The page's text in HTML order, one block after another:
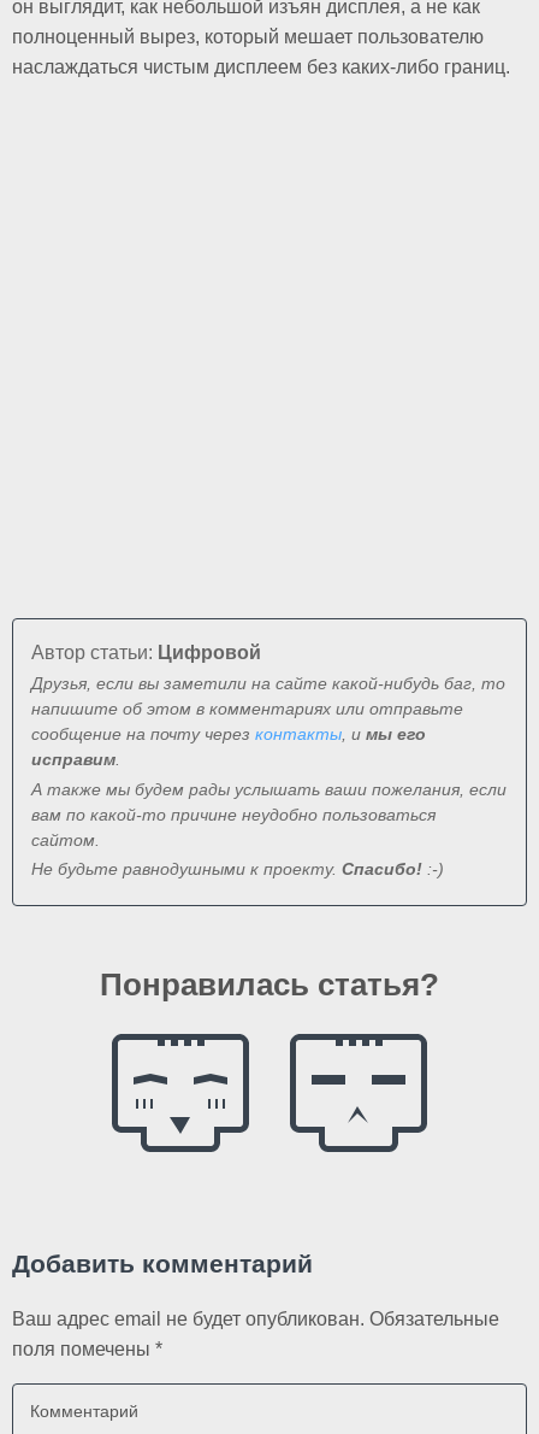
он выглядит, как небольшой изъян дисплея, а не как
полноценный вырез, который мешает пользователю
наслаждаться чистым дисплеем без каких-либо границ.
Автор статьи: Цифровой
Друзья, если вы заметили на сайте какой-нибудь баг, то
напишите об этом в комментариях или отправьте
сообщение на почту через контакты, и мы его
исправим.
А также мы будем рады услышать ваши пожелания, если
вам по какой-то причине неудобно пользоваться
сайтом.
Не будьте равнодушными к проекту. Спасибо! :-)
Понравилась статья?
Добавить комментарий
Ваш адрес email не будет опубликован. Обязательные
поля помечены *
Комментарий